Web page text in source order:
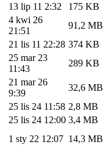
13 lip 11 2:32
175 KB
4 kwi 26
21:51
91,2 MB
21 lis 11 22:28 374 KB
25 mar 23
11:43
289 KB
21 mar 26
9:39
32,6 MB
25 lis 24 11:58 2,8 MB
25 lis 24 12:00 3,4 MB
1 sty 22 12:07 14,3 MB